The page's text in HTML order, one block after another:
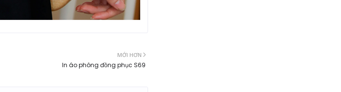
MỚI HƠN
In áo phông đồng phục S69